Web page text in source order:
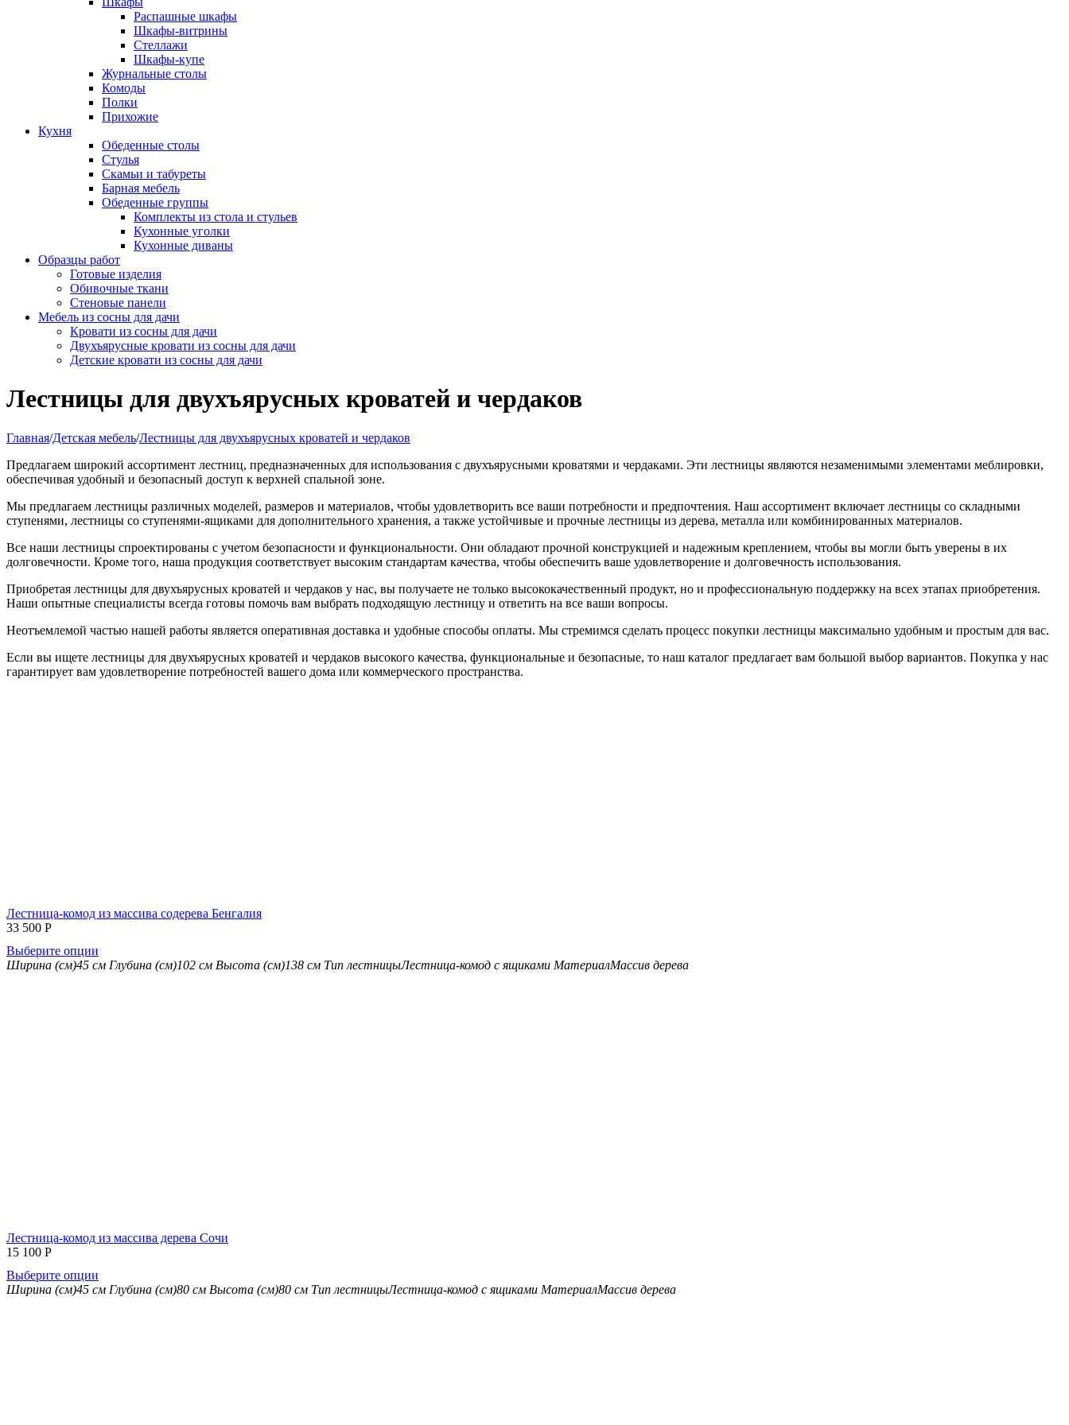
Распашные шкафы
Шкафы-витрины
Стеллажи
Шкафы-купе
Журнальные столы
Комоды
Полки
Прихожие
Кухня
Обеденные столы
Стулья
Скамьи и табуреты
Барная мебель
Обеденные группы
Комплекты из стола и стульев
Кухонные уголки
Кухонные диваны
Образцы работ
Готовые изделия
Обивочные ткани
Стеновые панели
Мебель из сосны для дачи
Кровати из сосны для дачи
Двухъярусные кровати из сосны для дачи
Детские кровати из сосны для дачи
Лестницы для двухъярусных кроватей и чердаков
Главная/Детская мебель/Лестницы для двухъярусных кроватей и чердаков
Предлагаем широкий ассортимент лестниц, предназначенных для использования с двухъярусными кроватями и чердаками. Эти лестницы являются незаменимыми элементами меблировки,
обеспечивая удобный и безопасный доступ к верхней спальной зоне.
Мы предлагаем лестницы различных моделей, размеров и материалов, чтобы удовлетворить все ваши потребности и предпочтения. Наш ассортимент включает лестницы со складными
ступенями, лестницы со ступенями-ящиками для дополнительного хранения, а также устойчивые и прочные лестницы из дерева, металла или комбинированных материалов.
Все наши лестницы спроектированы с учетом безопасности и функциональности. Они обладают прочной конструкцией и надежным креплением, чтобы вы могли быть уверены в их
долговечности. Кроме того, наша продукция соответствует высоким стандартам качества, чтобы обеспечить ваше удовлетворение и долговечность использования.
Приобретая лестницы для двухъярусных кроватей и чердаков у нас, вы получаете не только высококачественный продукт, но и профессиональную поддержку на всех этапах приобретения.
Наши опытные специалисты всегда готовы помочь вам выбрать подходящую лестницу и ответить на все ваши вопросы.
Неотъемлемой частью нашей работы является оперативная доставка и удобные способы оплаты. Мы стремимся сделать процесс покупки лестницы максимально удобным и простым для вас.
Если вы ищете лестницы для двухъярусных кроватей и чердаков высокого качества, функциональные и безопасные, то наш каталог предлагает вам большой выбор вариантов. Покупка у нас
гарантирует вам удовлетворение потребностей вашего дома или коммерческого пространства.
Лестница-комод из массива содерева Бенгалия
33 500 Р
Выберите опции
Ширина (см)45 см Глубина (см)102 см Высота (см)138 см Тип лестницыЛестница-комод с ящиками МатериалМассив дерева
Лестница-комод из массива дерева Сочи
15 100 Р
Выберите опции
Ширина (см)45 см Глубина (см)80 см Высота (см)80 см Тип лестницыЛестница-комод с ящиками МатериалМассив дерева